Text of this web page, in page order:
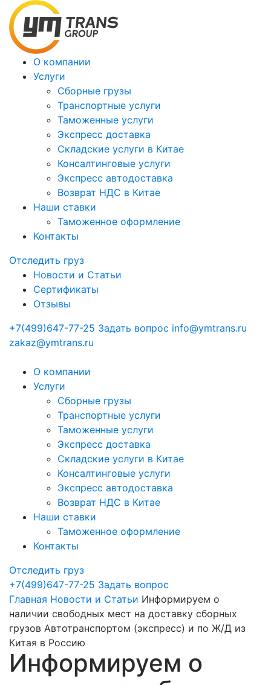
О компании
Услуги
Сборные грузы
Транспортные услуги
Таможенные услуги
Экспресс доставка
Cкладские услуги в Китае
Консалтинговые услуги
Экспресс автодоставка
Возврат НДС в Китае
Наши ставки
Таможенное оформление
Контакты
Отследить груз
Новости и Статьи
Сертификаты
Отзывы
+7(499)647-77-25 Задать вопрос info@ymtrans.ru
zakaz@ymtrans.ru
О компании
Услуги
Сборные грузы
Транспортные услуги
Таможенные услуги
Экспресс доставка
Cкладские услуги в Китае
Консалтинговые услуги
Экспресс автодоставка
Возврат НДС в Китае
Наши ставки
Таможенное оформление
Контакты
Отследить груз
+7(499)647-77-25 Задать вопрос
Главная Новости и Статьи Информируем о
наличии свободных мест на доставку сборных
грузов Автотранспортом (экспресс) и по Ж/Д из
Китая в Россию
Информируем о